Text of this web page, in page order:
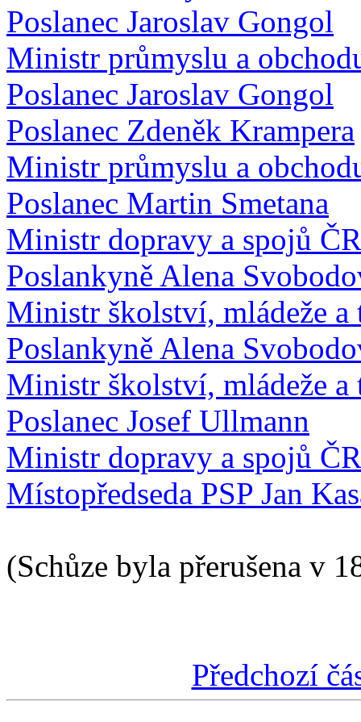
Poslanec Jaroslav Gongol
Ministr průmyslu a
Poslanec Jaroslav Gongol
Poslanec Zdeněk Krampera
Ministr průmyslu a
Poslanec Martin Smetana
Ministr dopravy a spojů
Poslankyně Alena
Ministr školství, mládeže
Poslankyně Alena
Ministr školství, mládeže
Poslanec Josef Ullmann
Ministr dopravy a spojů
Místopředseda PSP Jan
(Schůze byla přerušena v
Předchozí